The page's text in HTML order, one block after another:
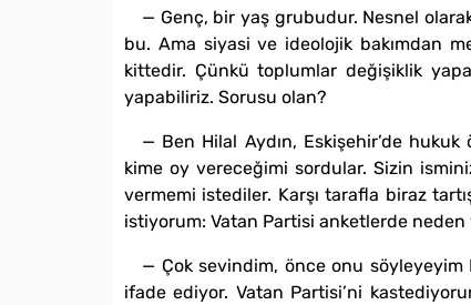
— Genç, bir yaş grubudur. Nesnel
bu. Ama siyasi ve ideolojik bakımdan
kittedir. Çünkü toplumlar değişiklik
yapabiliriz. Sorusu olan?
— Ben Hilal Aydın, Eskişehir’de
kime oy vereceğimi sordular. Sizin
vermemi istediler. Karşı tarafla biraz
istiyorum: Vatan Partisi anketlerde neden
— Çok sevindim, önce onu söyleyeyim
ifade ediyor. Vatan Partisi’ni